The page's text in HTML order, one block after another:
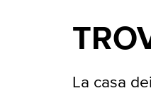
La casa